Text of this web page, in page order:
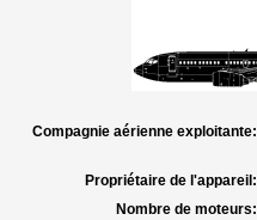
Compagnie aérienne exploitante:
Propriétaire de l'appareil:
Nombre de moteurs: